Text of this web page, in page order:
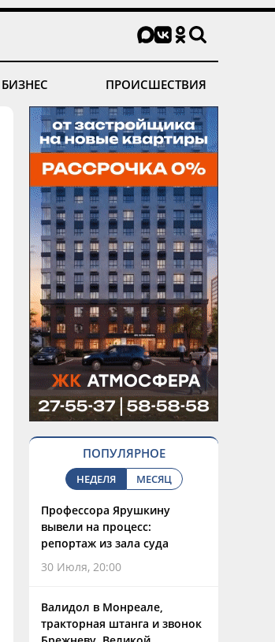
БИЗНЕС ПРОИСШЕСТВИЯ
ПОПУЛЯРНОЕ
НЕДЕЛЯ МЕСЯЦ
Профессора Ярушкину
вывели на процесс:
репортаж из зала суда
30 Июля, 20:00
Валидол в Монреале,
тракторная штанга и звонок